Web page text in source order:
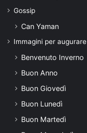
Gossip
Can Yaman
Immagini per augurare
Benvenuto Inverno
Buon Anno
Buon Giovedì
Buon Lunedì
Buon Martedì